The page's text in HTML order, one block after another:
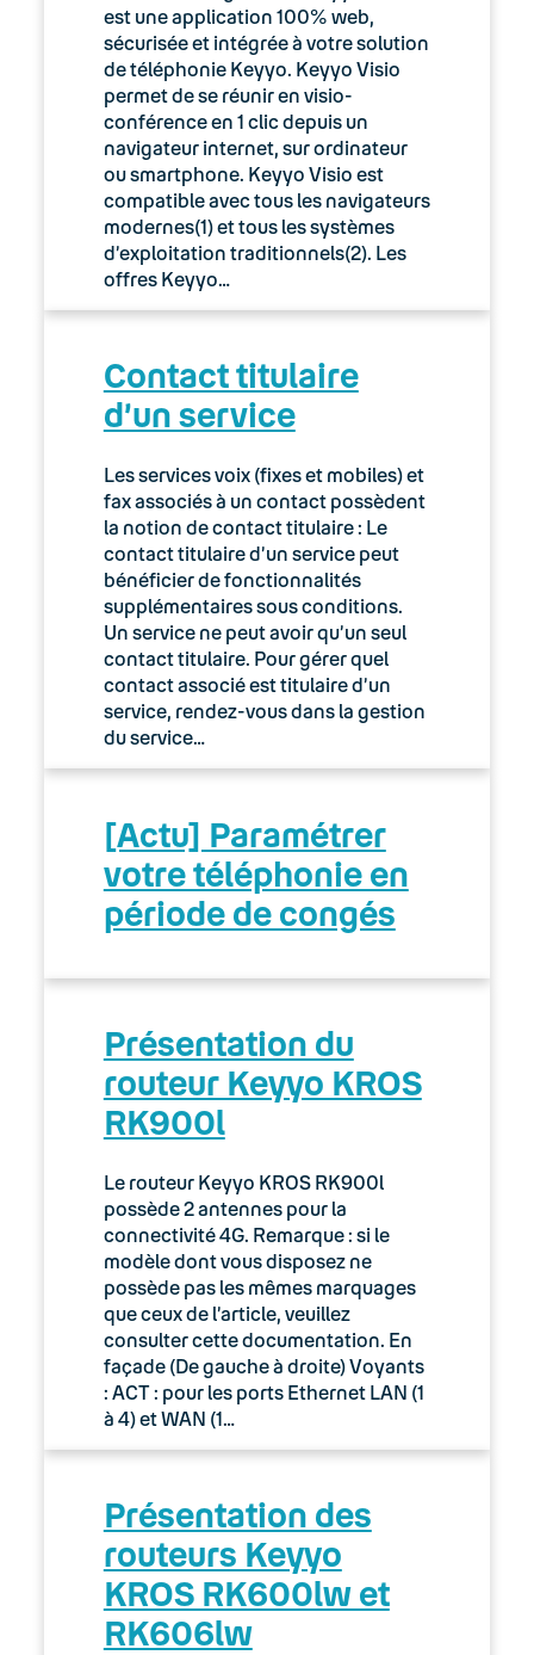
est une application 100% web,
sécurisée et intégrée à votre solution
de téléphonie Keyyo. Keyyo Visio
permet de se réunir en visio-
conférence en 1 clic depuis un
navigateur internet, sur ordinateur
ou smartphone. Keyyo Visio est
compatible avec tous les navigateurs
modernes(1) et tous les systèmes
d’exploitation traditionnels(2). Les
offres Keyyo…
Contact titulaire
d’un service
Les services voix (fixes et mobiles) et
fax associés à un contact possèdent
la notion de contact titulaire : Le
contact titulaire d’un service peut
bénéficier de fonctionnalités
supplémentaires sous conditions.
Un service ne peut avoir qu’un seul
contact titulaire. Pour gérer quel
contact associé est titulaire d’un
service, rendez-vous dans la gestion
du service…
[Actu] Paramétrer
votre téléphonie en
période de congés
Présentation du
routeur Keyyo KROS
RK900l
Le routeur Keyyo KROS RK900l
possède 2 antennes pour la
connectivité 4G. Remarque : si le
modèle dont vous disposez ne
possède pas les mêmes marquages
que ceux de l’article, veuillez
consulter cette documentation. En
façade (De gauche à droite) Voyants
: ACT : pour les ports Ethernet LAN (1
à 4) et WAN (1…
Présentation des
routeurs Keyyo
KROS RK600lw et
RK606lw